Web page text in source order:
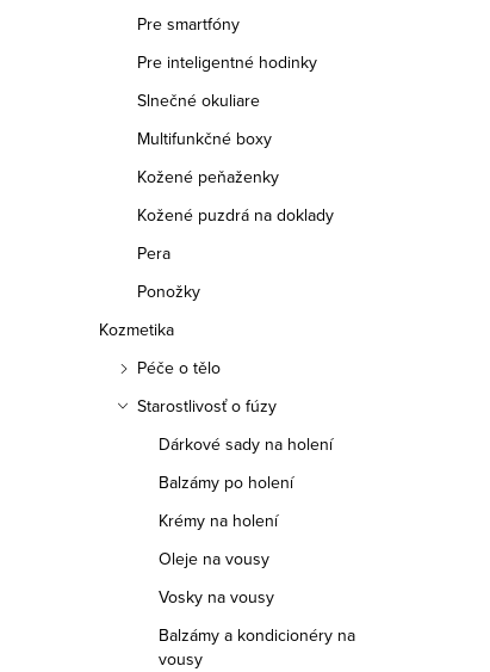
Pre smartfóny
Pre inteligentné hodinky
Slnečné okuliare
Multifunkčné boxy
Kožené peňaženky
Kožené puzdrá na doklady
Pera
Ponožky
Kozmetika
Péče o tělo
Starostlivosť o fúzy
Dárkové sady na holení
Balzámy po holení
Krémy na holení
Oleje na vousy
Vosky na vousy
Balzámy a kondicionéry na
vousy